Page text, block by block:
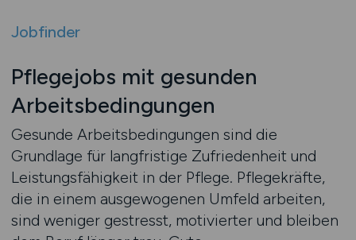
Jobfinder
Pflegejobs mit gesunden
Arbeitsbedingungen
Gesunde Arbeitsbedingungen sind die
Grundlage für langfristige Zufriedenheit und
Leistungsfähigkeit in der Pflege. Pflegekräfte,
die in einem ausgewogenen Umfeld arbeiten,
sind weniger gestresst, motivierter und bleiben